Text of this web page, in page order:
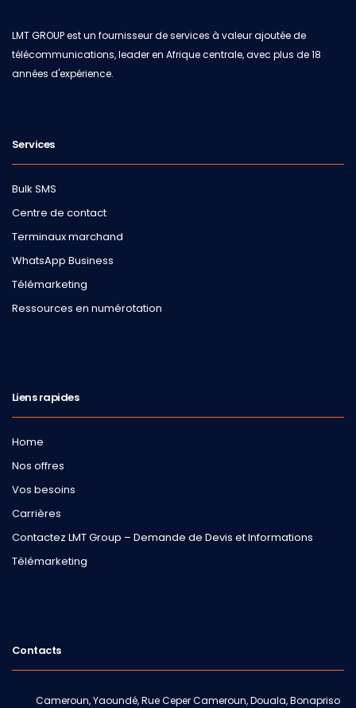
LMT GROUP est un fournisseur de services à valeur ajoutée de
télécommunications, leader en Afrique centrale, avec plus de 18
années d'expérience.
Services
Bulk SMS
Centre de contact
Terminaux marchand
WhatsApp Business
Télémarketing
Ressources en numérotation
Liens rapides
Home
Nos offres
Vos besoins
Carrières
Contactez LMT Group – Demande de Devis et Informations
Télémarketing
Contacts
Cameroun, Yaoundé, Rue Ceper Cameroun, Douala, Bonapriso